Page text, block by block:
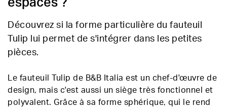
espaces ?
Découvrez si la forme particulière du fauteuil
Tulip lui permet de s'intégrer dans les petites
pièces.
Le fauteuil Tulip de B&B Italia est un chef-d'œuvre de
design, mais c'est aussi un siège très fonctionnel et
polyvalent. Grâce à sa forme sphérique, qui le rend